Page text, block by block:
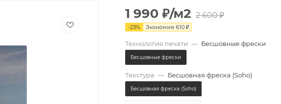
1 990 ₽/м2 2 600₽
-23% Экономия 610 ₽
Технология печати — Бесшовные фрески
Бесшовные фрески
Текстура — Бесшовная фреска (Soho)
Бесшовная фреска (Soho)